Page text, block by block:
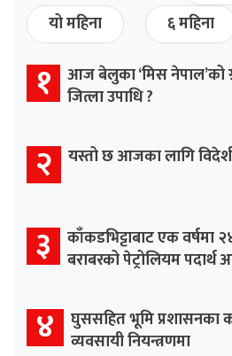
यो महिना
६ महिना
१ आज बेलुका ‘मिस नेपाल’को
जित्ला उपाधि ?
२ यस्तो छ आजका लागि
३ काँकडभिट्टाबाट एक वर्षमा
बराबरको पेट्रोलियम पदार्थ
४ घुससहित भूमि प्रशासनका
व्यवसायी नियन्त्रणमा